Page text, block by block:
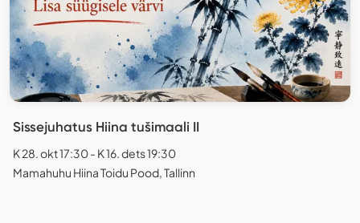
Sissejuhatus Hiina tušimaali II
K 28. okt 17:30 - K 16. dets 19:30
Mamahuhu Hiina Toidu Pood, Tallinn